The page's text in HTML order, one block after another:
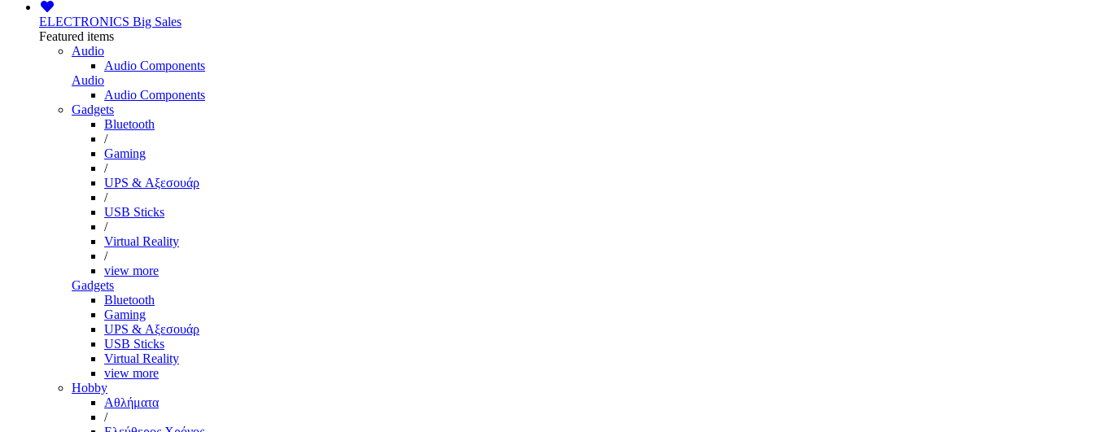
ELECTRONICS Big Sales
Featured items
Audio
Audio Components
Audio
Audio Components
Gadgets
Bluetooth
/
Gaming
/
UPS & Αξεσουάρ
/
USB Sticks
/
Virtual Reality
/
view more
Gadgets
Bluetooth
Gaming
UPS & Αξεσουάρ
USB Sticks
Virtual Reality
view more
Hobby
Αθλήματα
/